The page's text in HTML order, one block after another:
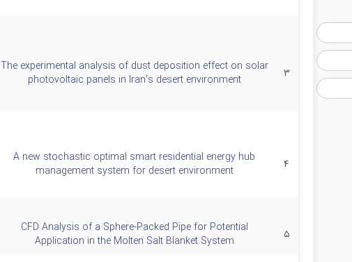
۳
The experimental analysis of dust deposition effect on solar
photovoltaic panels in Iran's desert environment
۴
A new stochastic optimal smart residential energy hub
management system for desert environment
۵
CFD Analysis of a Sphere-Packed Pipe for Potential
Application in the Molten Salt Blanket System